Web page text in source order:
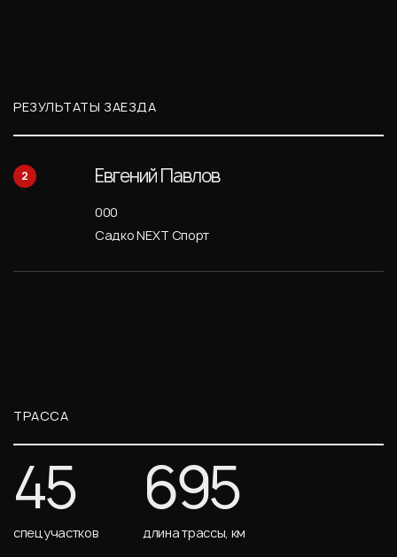
РЕЗУЛЬТАТЫ ЗАЕЗДА
2 Евгений Павлов
000
Садко NEXT Спорт
ТРАССА
45
спецучастков
695
длина трассы, км